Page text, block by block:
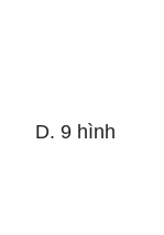
D. 9 hình